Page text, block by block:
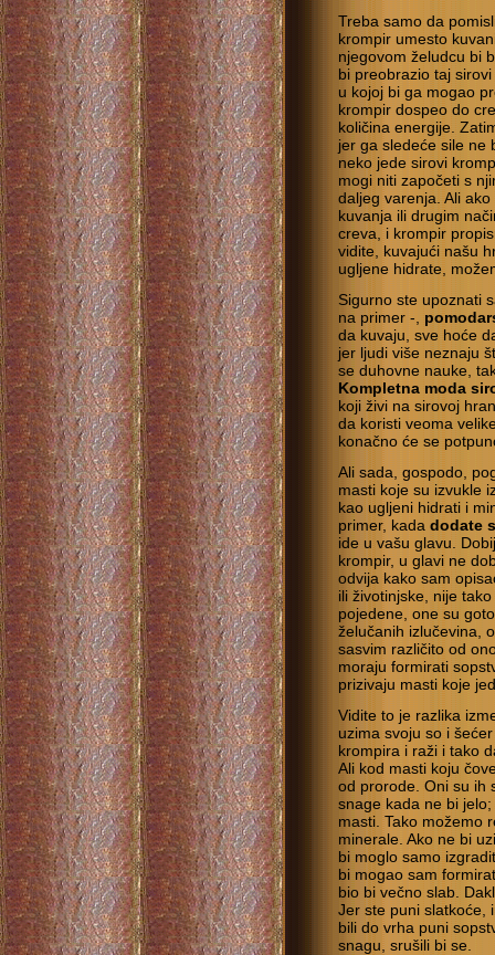
Treba samo da
krompir umesto
njegovom želudcu bi
bi preobrazio taj
u kojoj bi ga mogao
krompir dospeo do
količina energije.
jer ga sledeće sile ne
neko jede sirovi
mogi niti započeti s
daljeg varenja. Ali
kuvanja ili drugim
creva, i krompir
vidite, kuvajući našu
ugljene hidrate,
Sigurno ste upoznati
na primer -,
da kuvaju, sve hoće
jer ljudi više neznaju
se duhovne nauke,
Kompletna moda
koji živi na sirovoj
da koristi veoma
konačno će se
Ali sada, gospodo,
masti koje su izvukle
kao ugljeni hidrati i
primer, kada dodate
ide u vašu glavu.
krompir, u glavi ne
odvija kako sam
ili životinjske, nije
pojedene, one su
želučanih izlučevina,
sasvim različito od
moraju formirati
prizivaju masti koje
Vidite to je razlika
uzima svoju so i
krompira i raži i tako
Ali kod masti koju
od prorode. Oni su ih
snage kada ne bi
masti. Tako možemo
minerale. Ako ne bi
bi moglo samo
bi mogao sam
bio bi večno slab.
Jer ste puni slatkoće,
bili do vrha puni
snagu, srušili bi se.